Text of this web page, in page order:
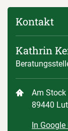
Kontakt
Kathrin
Am Stock
89440
In